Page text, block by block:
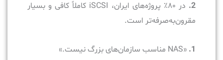
2.
در ۸۰٪ پروژه‌های ایران، iSCSI کاملاً کافی و بسیار
مقرون‌به‌صرفه‌تر است.
1. «NAS مناسب سازمان‌های بزرگ نیست.»